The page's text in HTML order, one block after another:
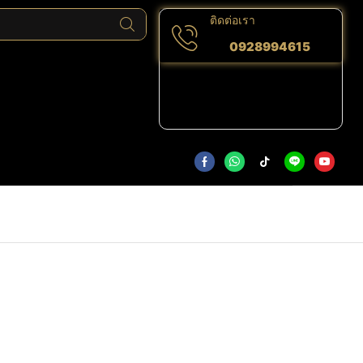
ติดต่อเรา
0928994615